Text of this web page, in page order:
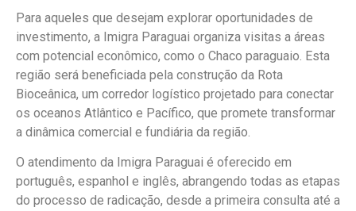
Para aqueles que desejam explorar oportunidades de
investimento, a Imigra Paraguai organiza visitas a áreas
com potencial econômico, como o Chaco paraguaio. Esta
região será beneficiada pela construção da Rota
Bioceânica, um corredor logístico projetado para conectar
os oceanos Atlântico e Pacífico, que promete transformar
a dinâmica comercial e fundiária da região.
O atendimento da Imigra Paraguai é oferecido em
português, espanhol e inglês, abrangendo todas as etapas
do processo de radicação, desde a primeira consulta até a